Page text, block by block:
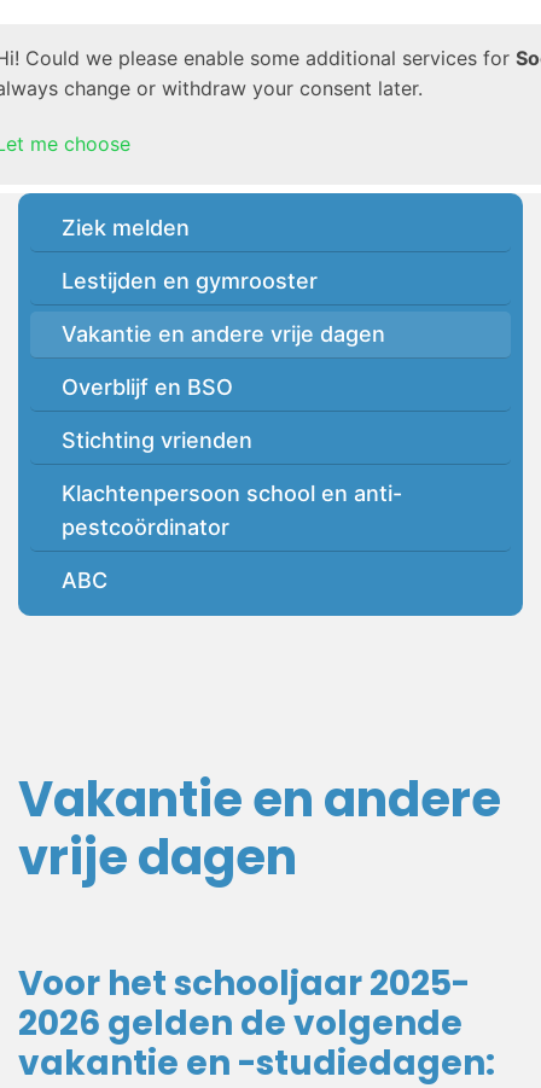
Ziek melden
Lestijden en gymrooster
Vakantie en andere vrije dagen
Overblijf en BSO
Stichting vrienden
Klachtenpersoon school en anti-
pestcoördinator
ABC
Vakantie en andere
vrije dagen
Voor het schooljaar 2025-
2026 gelden de volgende
vakantie en -studiedagen:
Could we please enable some additional services for
change or withdraw your consent later.
me choose